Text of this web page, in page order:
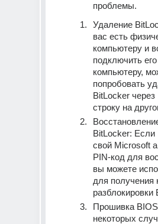
проблемы.
Удаление
вас есть
компьютеру и
подключить
компьютеру,
попробовать
BitLocker
строку на
BitLocker: Если
свой Microsoft
PIN-код для
вы можете
для получения
разблокировки
Прошивка
некоторых